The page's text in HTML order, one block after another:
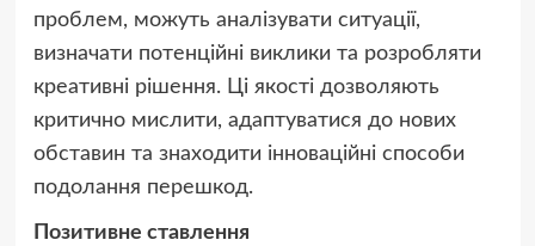
проблем, можуть аналізувати ситуації,
визначати потенційні виклики та розробляти
креативні рішення. Ці якості дозволяють
критично мислити, адаптуватися до нових
обставин та знаходити інноваційні способи
подолання перешкод.
Позитивне ставлення